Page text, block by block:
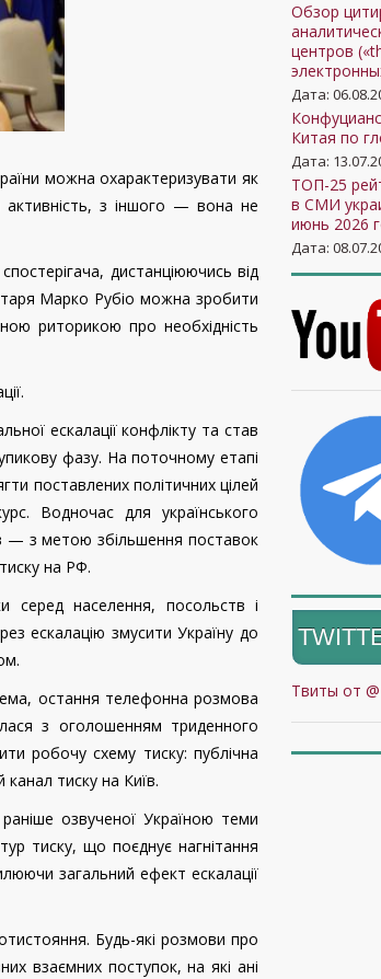
можна охарактеризувати як
з іншого — вона не
дистанціюючись від
Марко Рубіо можна зробити
риторикою про необхідність
ескалації конфлікту та став
фазу. На поточному етапі
поставлених політичних цілей
Водночас для українського
— з метою збільшення поставок
на РФ.
серед населення, посольств і
ескалацію змусити Україну до
остання телефонна розмова
з оголошенням триденного
робочу схему тиску: публічна
тиску на Київ.
озвученої Україною теми
тиску, що поєднує нагнітання
загальний ефект ескалації
Будь-які розмови про
взаємних поступок, на які ані
Обзор
центров
Дата:
Китая по
Дата:
ТОП-25
в СМИ
июнь 2026
Дата:
Твиты от